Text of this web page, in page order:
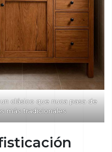
clásico que nuca pasa de
más tradicionales